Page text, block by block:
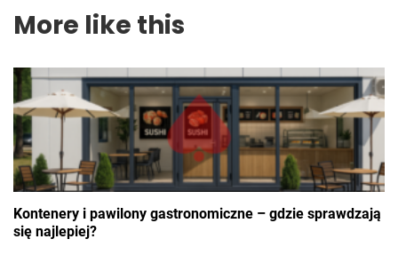
More like this
Kontenery i pawilony gastronomiczne – gdzie sprawdzają
się najlepiej?